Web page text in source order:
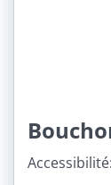
Accessibilité: